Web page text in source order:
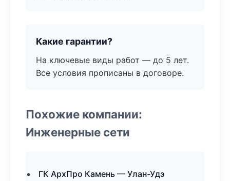
Какие гарантии?
На ключевые виды работ — до 5 лет.
Все условия прописаны в договоре.
Похожие компании:
Инженерные сети
ГК АрхПро Камень — Улан-Удэ